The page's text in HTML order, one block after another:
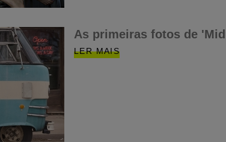
As primeiras fotos de
LER MAIS